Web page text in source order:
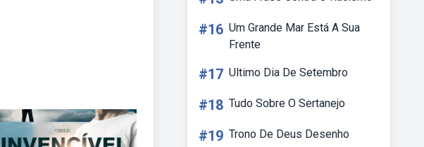
#16 Um Grande Mar Está A Sua
Frente
#17 Ultimo Dia De Setembro
#18 Tudo Sobre O Sertanejo
#19 Trono De Deus Desenho